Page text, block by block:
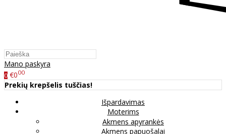
Mano paskyra
0 €000
Prekių krepšelis tuščias!
Išpardavimas
Moterims
Akmens apyrankės
Akmens papuošalai